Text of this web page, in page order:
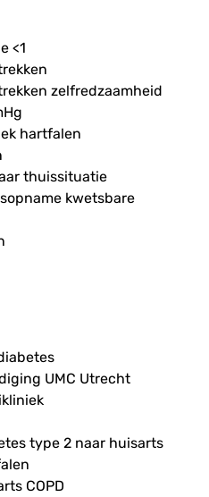
<1
zelfredzaamheid
hartfalen
thuissituatie
kwetsbare
UMC Utrecht
type 2 naar huisarts
COPD